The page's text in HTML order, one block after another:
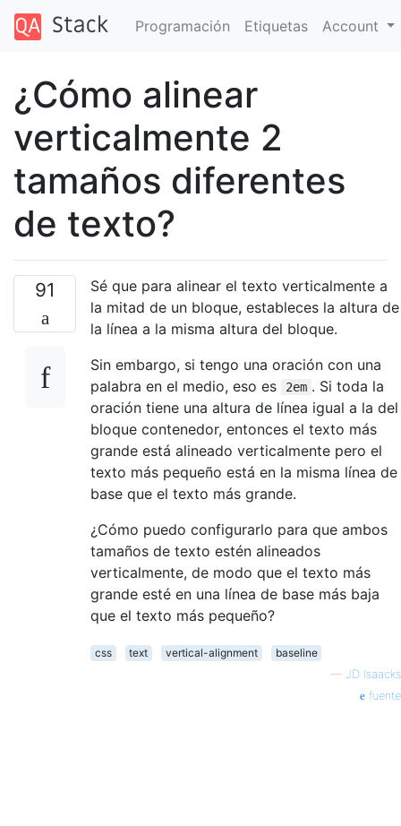
Programación Etiquetas Account
¿Cómo alinear
verticalmente 2
tamaños diferentes
de texto?
91
Sé que para alinear el texto verticalmente a
la mitad de un bloque, estableces la altura de
la línea a la misma altura del bloque.
Sin embargo, si tengo una oración con una
palabra en el medio, eso es
2em . Si toda la
oración tiene una altura de línea igual a la del
bloque contenedor, entonces el texto más
grande está alineado verticalmente pero el
texto más pequeño está en la misma línea de
base que el texto más grande.
¿Cómo puedo configurarlo para que ambos
tamaños de texto estén alineados
verticalmente, de modo que el texto más
grande esté en una línea de base más baja
que el texto más pequeño?
css text vertical-alignment
baseline
— JD Isaacks
fuente